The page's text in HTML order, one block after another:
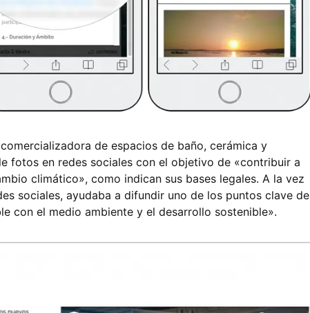
de espacios de baño, cerámica y
fotos en redes sociales con el objetivo de «contribuir a
climático», como indican sus bases legales. A la vez
sociales, ayudaba a difundir uno de los puntos clave de
con el medio ambiente y el desarrollo sostenible».